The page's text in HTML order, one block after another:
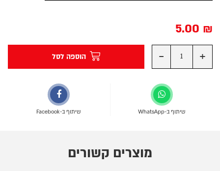
5.00 ₪
+
- הוספה לסל
שיתוף ב-WhatsApp שיתוף ב-Facebook
מוצרים קשורים